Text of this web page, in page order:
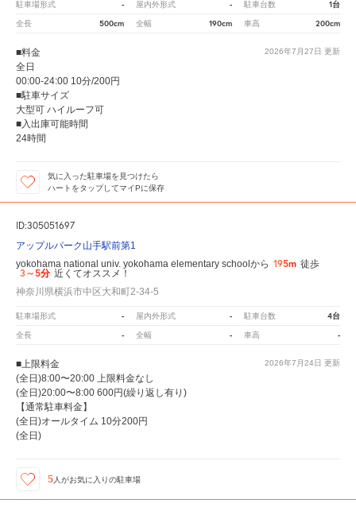
駐車場形式 - 屋内外形式 - 駐車台数 1台
全長 500cm 全幅 190cm 車高 200cm
2026年7月27日 更新
■料金
全日
00:00-24:00 10分/200円
■駐車サイズ
大型可 ハイルーフ可
■入出庫可能時間
24時間
気に入った駐車場を見つけたら
ハートをタップしてマイPに保存
ID:305051697
アップルパーク山手駅前第1
yokohama national univ. yokohama elementary schoolから 195m 徒歩
3～5分 近くてオススメ！
神奈川県横浜市中区大和町2-34-5
駐車場形式 - 屋内外形式 - 駐車台数 4台
全長 - 全幅 - 車高 -
2026年7月24日 更新
■上限料金
(全日)8:00〜20:00 上限料金なし
(全日)20:00〜8:00 600円(繰り返し有り)
【通常駐車料金】
(全日)オールタイム 10分200円
(全日)
5 人がお気に入りの駐車場